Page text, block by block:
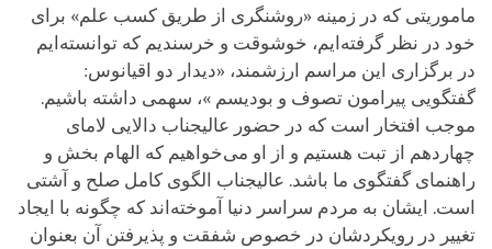
ماموریتی که در زمینه «روشنگری از طریق کسب علم» برای
خود در نظر گرفته‌ایم، خوشوقت و خرسندیم که توانسته‌ایم
در برگزاری این مراسم ارزشمند، «دیدار دو اقیانوس:
گفتگویی پیرامون تصوف و بودیسم »، سهمی داشته باشیم.
موجب افتخار است که در حضور عالیجناب دالایی لامای
چهاردهم از تبت هستیم و از او می‌خواهیم که الهام بخش و
راهنمای گفتگوی ما باشد. عالیجناب الگوی کامل صلح و آشتی
است. ایشان به مردم سراسر دنیا آموخته‌اند که چگونه با ایجاد
تغییر در رویکردشان در خصوص شفقت و پذیرفتن آن بعنوان